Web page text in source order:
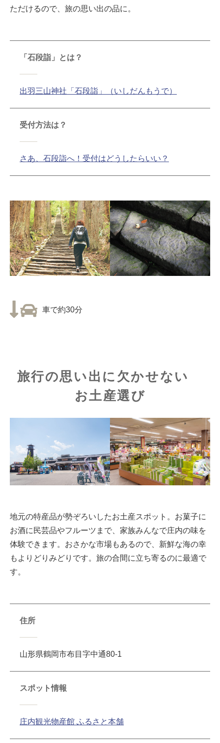
ただけるので、旅の思い出の品に。
「石段詣」とは？
出羽三山神社「石段詣」（いしだんもうで）
受付方法は？
さあ、石段詣へ！受付はどうしたらいい？
車で約30分
旅行の思い出に欠かせない
お土産選び
地元の特産品が勢ぞろいしたお土産スポット。お菓子に
お酒に民芸品やフルーツまで、家族みんなで庄内の味を
体験できます。おさかな市場もあるので、新鮮な海の幸
もよりどりみどりです。旅の合間に立ち寄るのに最適で
す。
住所
山形県鶴岡市布目字中通80-1
スポット情報
庄内観光物産館 ふるさと本舗